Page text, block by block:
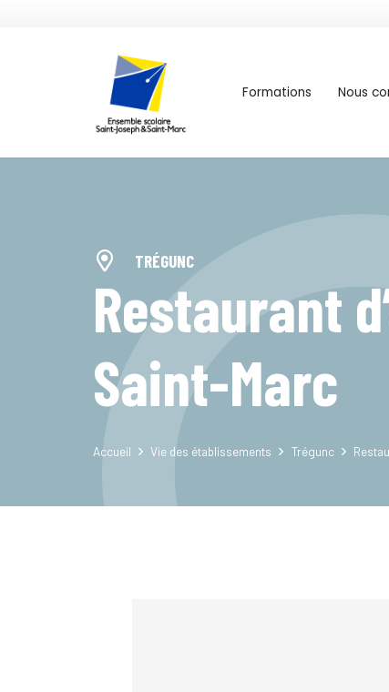
Formations Nous
TRÉGUNC
Restaurant
Saint-Marc
Accueil Vie des établissements Trégunc